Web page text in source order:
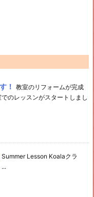
！
教室のリフォームが完成
のレッスンがスタートしまし
Summer Lesson Koalaクラ